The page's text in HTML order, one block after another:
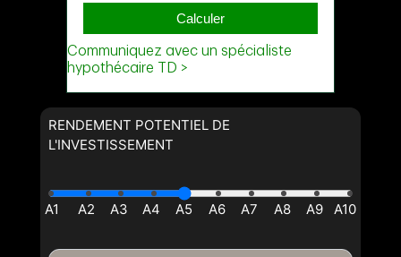
(Optionnel)
Message
RENDEMENT POTENTIEL DE
L'INVESTISSEMENT